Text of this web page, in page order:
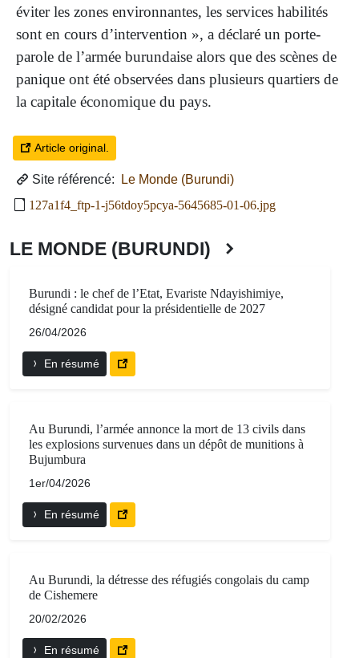
éviter les zones environnantes, les services habilités
sont en cours d’intervention », a déclaré un porte-
parole de l’armée burundaise alors que des scènes de
panique ont été observées dans plusieurs quartiers de
la capitale économique du pays.
Article original.
Site référencé:
Le Monde (Burundi)
127a1f4_ftp-1-j56tdoy5pcya-5645685-01-06.jpg
LE MONDE (BURUNDI)
Burundi : le chef de l’Etat, Evariste Ndayishimiye,
désigné candidat pour la présidentielle de 2027
26/04/2026
En résumé
Au Burundi, l’armée annonce la mort de 13 civils dans
les explosions survenues dans un dépôt de munitions à
Bujumbura
1er/04/2026
En résumé
Au Burundi, la détresse des réfugiés congolais du camp
de Cishemere
20/02/2026
En résumé